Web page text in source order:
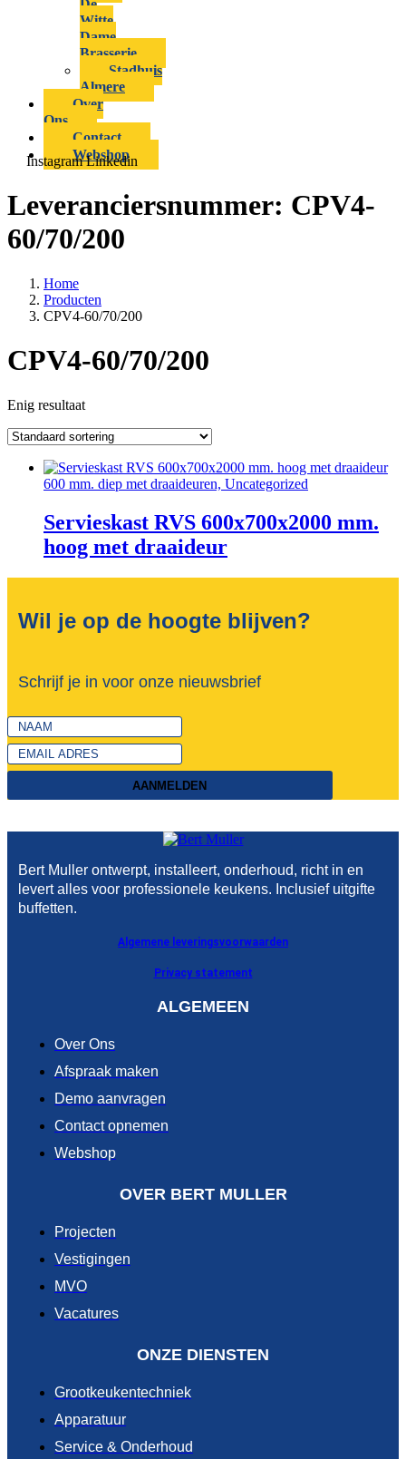
De
Witte
Dame
Brasserie
Stadhuis
Almere
Over
Ons
Contact
Webshop
Instagram Linkedin
Leveranciersnummer: CPV4-
60/70/200
Home
Producten
CPV4-60/70/200
CPV4-60/70/200
Enig resultaat
600 mm. diep met draaideuren, Uncategorized
Servieskast RVS 600x700x2000 mm.
hoog met draaideur
Wil je op de hoogte blijven?
Schrijf je in voor onze nieuwsbrief
AANMELDEN
Bert Muller ontwerpt, installeert, onderhoud, richt in en
levert alles voor professionele keukens. Inclusief uitgifte
buffetten.
Algemene leveringsvoorwaarden
Privacy statement
ALGEMEEN
Over Ons
Afspraak maken
Demo aanvragen
Contact opnemen
Webshop
OVER BERT MULLER
Projecten
Vestigingen
MVO
Vacatures
ONZE DIENSTEN
Grootkeukentechniek
Apparatuur
Service & Onderhoud